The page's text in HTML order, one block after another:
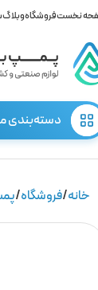
نخستفروشگاهوبلاگ
دسته‌بندی
خانه فروشگاه